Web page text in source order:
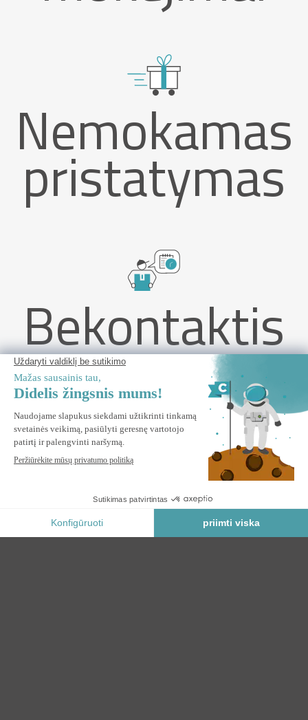
Nemokamas
pristatymas
Bekontaktis
pristatymas
VECCHIO 4x3m pilkas monoblokinis markizė su lubų tvirtinimu
Į KREPŠELĮ
Saugus Mokėjimas